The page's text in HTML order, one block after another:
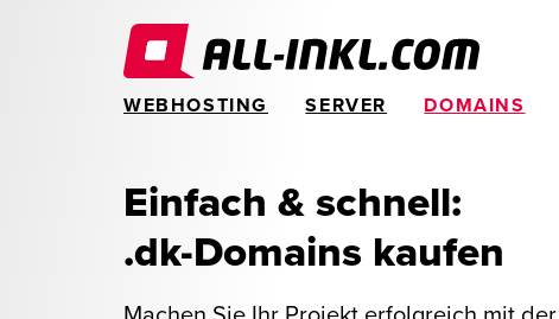
WEBHOSTING SERVER DOMAINS
Einfach & schnell:
.dk-Domains kaufen